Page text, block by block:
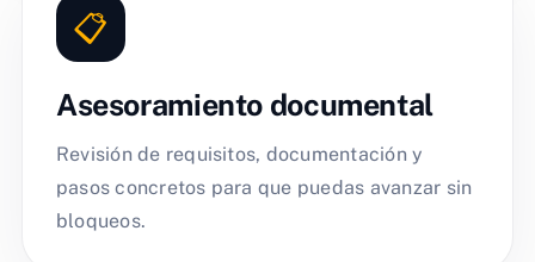
📋
Asesoramiento documental
Revisión de requisitos, documentación y
pasos concretos para que puedas avanzar sin
bloqueos.